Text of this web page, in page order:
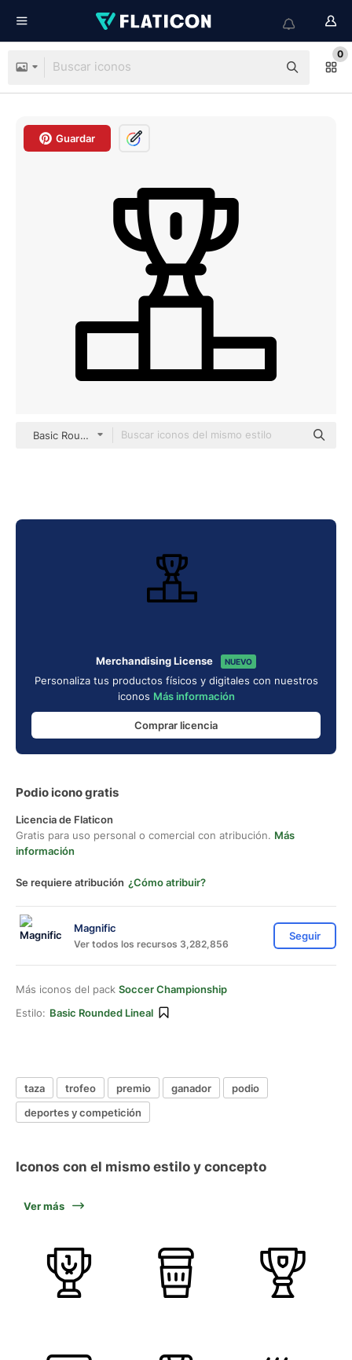
0
Guardar
Basic Rounded Lineal
Merchandising License NUEVO
Personaliza tus productos físicos y digitales con nuestros
iconos Más información
Comprar licencia
Podio icono gratis
Licencia de Flaticon
Gratis para uso personal o comercial con atribución. Más
información
Se requiere atribución ¿Cómo atribuir?
Magnific
Ver todos los recursos 3,282,856
Seguir
Más iconos del pack Soccer Championship
Estilo: Basic Rounded Lineal
taza trofeo premio ganador
podio
deportes y competición
Iconos con el mismo estilo y concepto
Ver más